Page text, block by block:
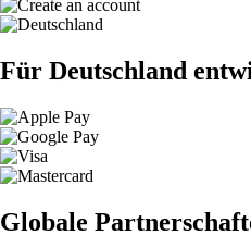
Für Deutschland
Globale